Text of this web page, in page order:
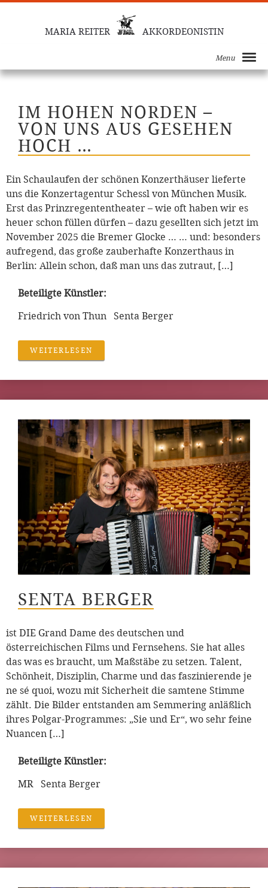
MARIA REITER AKKORDEONISTIN
Menu
IM HOHEN NORDEN –
VON UNS AUS GESEHEN
HOCH …
Ein Schaulaufen der schönen Konzerthäuser lieferte
uns die Konzertagentur Schessl von München Musik.
Erst das Prinzregententheater – wie oft haben wir es
heuer schon füllen dürfen – dazu gesellten sich jetzt im
November 2025 die Bremer Glocke … … und: besonders
aufregend, das große zauberhafte Konzerthaus in
Berlin: Allein schon, daß man uns das zutraut, […]
Beteiligte Künstler:
Friedrich von Thun Senta Berger
WEITERLESEN
SENTA BERGER
ist DIE Grand Dame des deutschen und
österreichischen Films und Fernsehens. Sie hat alles
das was es braucht, um Maßstäbe zu setzen. Talent,
Schönheit, Disziplin, Charme und das faszinierende je
ne sé quoi, wozu mit Sicherheit die samtene Stimme
zählt. Die Bilder entstanden am Semmering anläßlich
ihres Polgar-Programmes: „Sie und Er“, wo sehr feine
Nuancen […]
Beteiligte Künstler:
MR Senta Berger
WEITERLESEN